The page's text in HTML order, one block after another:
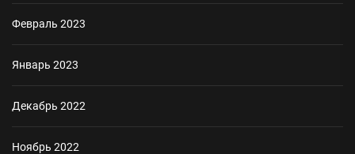
Февраль 2023
Январь 2023
Декабрь 2022
Ноябрь 2022